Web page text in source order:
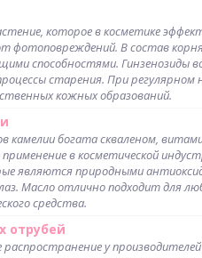
которое в косметике
фотоповреждений. В состав
способностями. Гинзенозиды
старения. При
кожных образований.
камелии богата скваленом,
применение в косметической
являются природными
Масло отлично подходит для
средства.
отрубей
распространение у